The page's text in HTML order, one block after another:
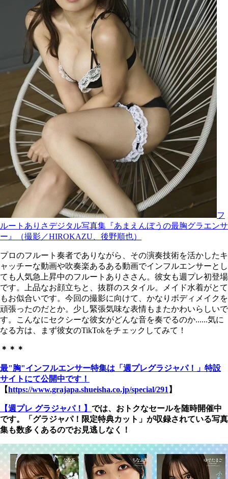
フ
ルートありさデジタル写真集『あまえんぼうの最胸グラエンサ
ー』（撮影／HIROKAZU、後野順也）
プロのフルート奏者でありながら、その演奏技術を活かしたキ
ャッチーな動画や吹奏楽あるある動画でインフルエンサーとし
ても人気急上昇中のフルートありささん。彼女も週プレ初登場
です。上品なお顔立ちと、抜群のスタイル。メイド水着がとて
もお似合いです。今回の撮影に向けて、かなりボディメイクを
頑張ったのだとか。少し緊張気味な表情もまたかわいらしいで
す。こんなにセクシーな彼女がどんな音を奏でるのか......気に
なる方は、まず彼女のTikTokをチェックしてみて！
＊＊＊
最"胸"インフルエンサー特集は「週プレグラジャパ！」特設
サイトにて公開中です！
【https://www.grajapa.shueisha.co.jp/special/291 】
【週プレ グラジャパ！】 では、おトクなセールを随時開催中
です。「グラジャパ！限定特典カット」が収録されている写真
集も数多くあるのでお見逃しなく！